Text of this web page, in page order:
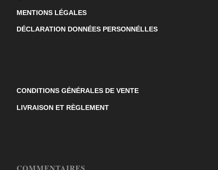
MENTIONS LÉGALES
DÉCLARATION DONNÉES PERSONNÉLLES
CONDITIONS GÉNÉRALES DE VENTE
LIVRAISON ET RÈGLEMENT